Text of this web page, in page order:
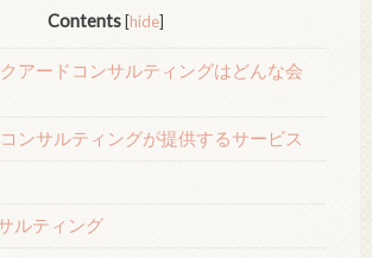
Contents [hide]
アードコンサルティングはどんな会
ンサルティングが提供するサービス
ルティング